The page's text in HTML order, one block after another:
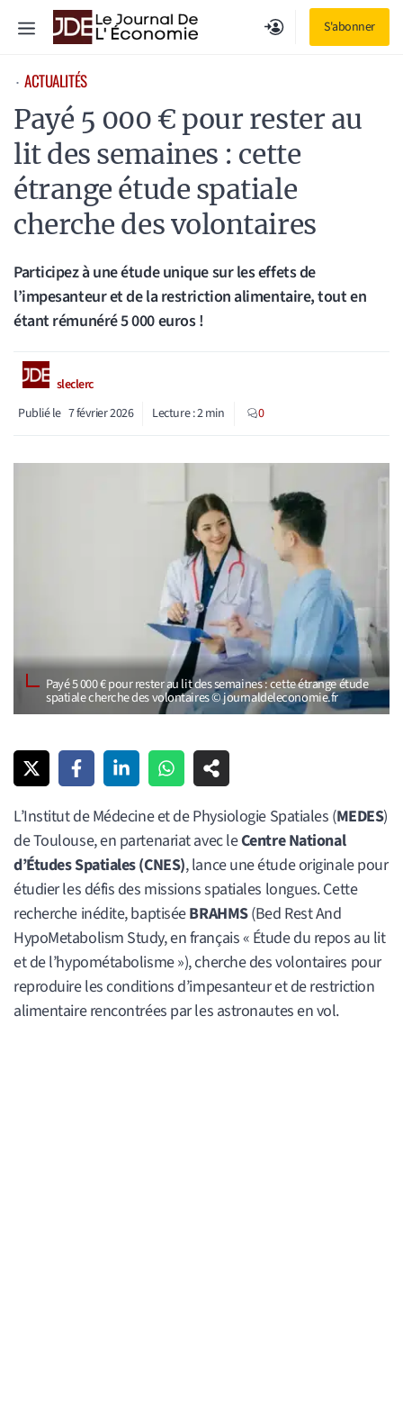
S'abonner
Menu
⋅ ACTUALITÉS
Payé 5 000 € pour rester au
lit des semaines : cette
étrange étude spatiale
cherche des volontaires
Participez à une étude unique sur les effets de
l’impesanteur et de la restriction alimentaire, tout en
étant rémunéré 5 000 euros !
sleclerc
Publié le 7 février 2026 Lecture :2min 0
Payé 5 000 € pour rester au lit des semaines : cette étrange étude
spatiale cherche des volontaires © journaldeleconomie.fr
L’Institut de Médecine et de Physiologie Spatiales (MEDES)
de Toulouse, en partenariat avec leCentre National
d’Études Spatiales (CNES), lance une étude originale pour
étudier les défis des missions spatiales longues. Cette
recherche inédite, baptiséeBRAHMS(Bed Rest And
HypoMetabolism Study, en français « Étude du repos au lit
et de l’hypométabolisme »), cherche des volontaires pour
reproduire les conditions d’impesanteur et de restriction
alimentaire rencontrées par les astronautes en vol.